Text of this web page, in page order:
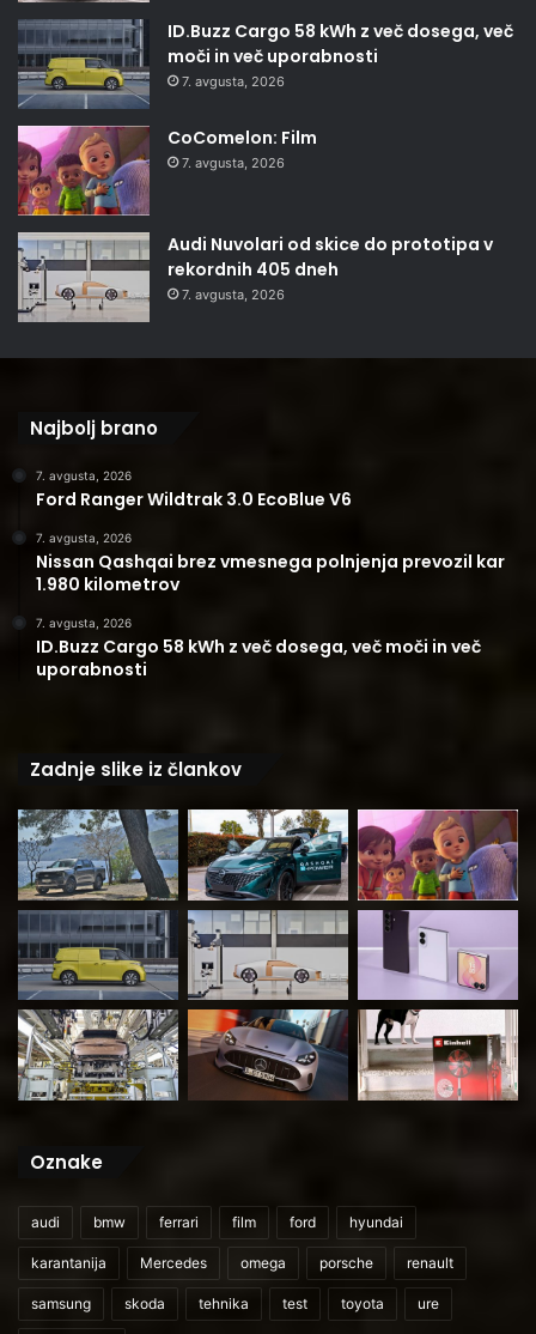
ID.Buzz Cargo 58 kWh z več dosega, več
moči in več uporabnosti
7. avgusta, 2026
CoComelon: Film
7. avgusta, 2026
Audi Nuvolari od skice do prototipa v
rekordnih 405 dneh
7. avgusta, 2026
Najbolj brano
7. avgusta, 2026
Ford Ranger Wildtrak 3.0 EcoBlue V6
7. avgusta, 2026
Nissan Qashqai brez vmesnega polnjenja prevozil kar
1.980 kilometrov
7. avgusta, 2026
ID.Buzz Cargo 58 kWh z več dosega, več moči in več
uporabnosti
Zadnje slike iz člankov
Oznake
audi bmw ferrari film ford hyundai
karantanija Mercedes omega porsche renault
samsung skoda tehnika test toyota ure